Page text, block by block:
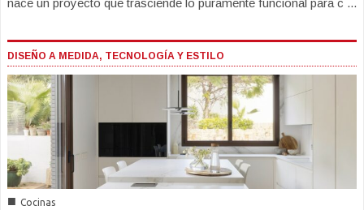
DISEÑO A MEDIDA, TECNOLOGÍA Y ESTILO
■ Cocinas